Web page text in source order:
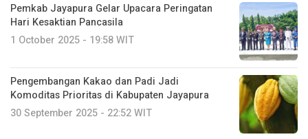
Pemkab Jayapura Gelar Upacara Peringatan
Hari Kesaktian Pancasila
1 October 2025 - 19:58 WIT
Pengembangan Kakao dan Padi Jadi
Komoditas Prioritas di Kabupaten Jayapura
30 September 2025 - 22:52 WIT